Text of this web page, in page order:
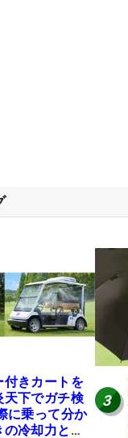
付きカートを
天下でガチ検
に乗って分か
の冷却力と
3